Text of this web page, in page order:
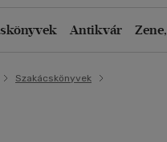
Antikvár
Szakácskönyvek